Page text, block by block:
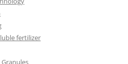
fertilizer